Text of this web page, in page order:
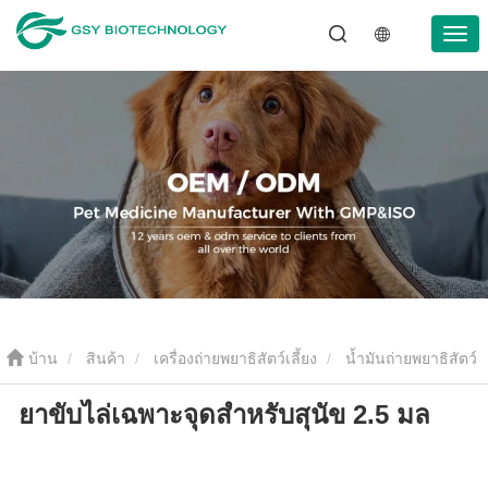
บ้าน สินค้า เครื่องถ่ายพยาธิสัตว์เลี้ยง น้ำมันถ่ายพยาธิสัตว์
เลี้ยง ยาขับไล่เฉพาะจุดสำหรับสุนัข 2.5 มล
ยาขับไล่เฉพาะจุดสำหรับสุนัข 2.5 มล